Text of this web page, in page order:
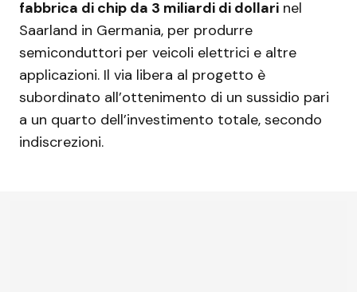
fabbrica di chip da 3 miliardi di dollari nel
Saarland in Germania, per produrre
semiconduttori per veicoli elettrici e altre
applicazioni. Il via libera al progetto è
subordinato all’ottenimento di un sussidio pari
a un quarto dell’investimento totale, secondo
indiscrezioni.